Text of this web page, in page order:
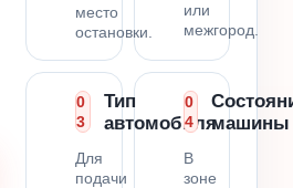
место
остановки.
или
межгород.
0
3
Тип
автомобиля
Для
подачи
0
4
машины
В
зоне